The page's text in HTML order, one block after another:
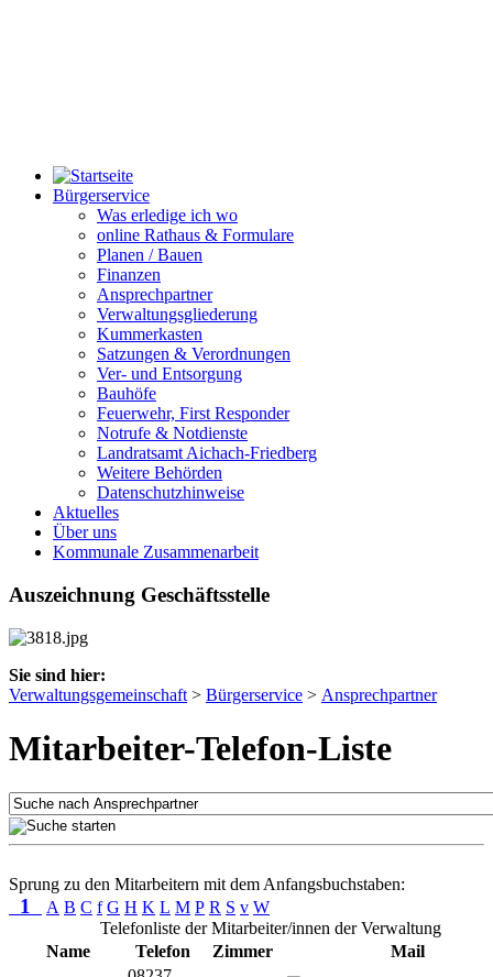
Bürgerservice
Was erledige ich wo
online Rathaus & Formulare
Planen / Bauen
Finanzen
Ansprechpartner
Verwaltungsgliederung
Kummerkasten
Satzungen & Verordnungen
Ver- und Entsorgung
Bauhöfe
Feuerwehr, First Responder
Notrufe & Notdienste
Landratsamt Aichach-Friedberg
Weitere Behörden
Datenschutzhinweise
Aktuelles
Über uns
Kommunale Zusammenarbeit
Auszeichnung Geschäftsstelle
Sie sind hier:
Verwaltungsgemeinschaft > Bürgerservice > Ansprechpartner
Mitarbeiter-Telefon-Liste
Sprung zu den Mitarbeitern mit dem Anfangsbuchstaben:
1 A B C f G H K L M P R S v W
Telefonliste der Mitarbeiter/innen der Verwaltung
Name
Telefon Zimmer Mail